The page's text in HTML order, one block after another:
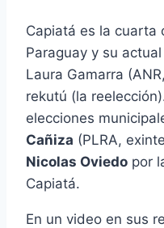
Capiatá es la cuarta
Paraguay y su
Laura Gamarra
rekutú (la
elecciones
Cañiza (PLRA,
Nicolas Oviedo por
Capiatá.
En un video en sus